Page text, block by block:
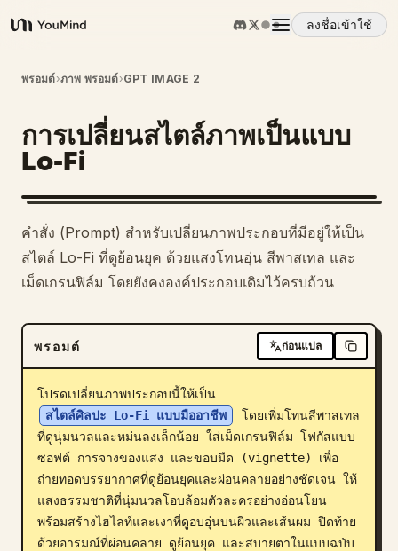
YouMind
ลงชื่อเข้าใช้
ภาพรวม
กรณีการใช้งาน
ทักษะ
พรอมต์
ดาวน์โหลด
บล็อก
อัปเดต
พรอมต์›ภาพ พรอมต์›GPT IMAGE 2
การเปลี่ยนสไตล์ภาพเป็นแบบ
Lo-Fi
คำสั่ง (Prompt) สำหรับเปลี่ยนภาพประกอบที่มีอยู่ให้เป็น
สไตล์ Lo-Fi ที่ดูย้อนยุค ด้วยแสงโทนอุ่น สีพาสเทล และ
เม็ดเกรนฟิล์ม โดยยังคงองค์ประกอบเดิมไว้ครบถ้วน
พรอมต์ ก่อนแปล
โปรดเปลี่ยนภาพประกอบนี้ให้เป็น
สไตล์ศิลปะ Lo-Fi แบบมืออาชีพ
โดยเพิ่มโทนสีพาสเทล
ที่ดูนุ่มนวลและหม่นลงเล็กน้อย ใส่เม็ดเกรนฟิล์ม โฟกัสแบบ
ซอฟต์ การจางของแสง และขอบมืด (vignette) เพื่อ
ถ่ายทอดบรรยากาศที่ดูย้อนยุคและผ่อนคลายอย่างชัดเจน ให้
แสงธรรมชาติที่นุ่มนวลโอบล้อมตัวละครอย่างอ่อนโยน
พร้อมสร้างไฮไลท์และเงาที่ดูอบอุ่นบนผิวและเส้นผม ปิดท้าย
ด้วยอารมณ์ที่ผ่อนคลาย ดูย้อนยุค และสบายตาในแบบฉบับ